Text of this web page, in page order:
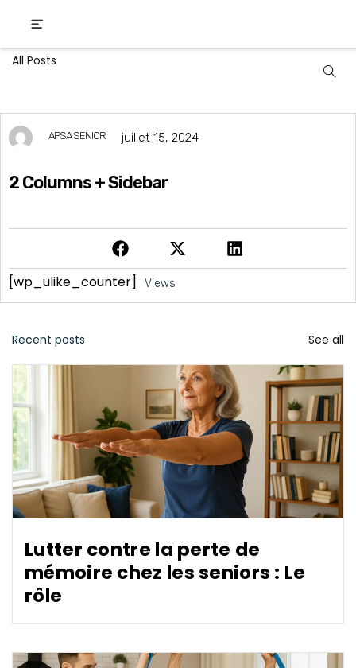
All Posts
APSA SENIOR juillet 15, 2024
2 Columns + Sidebar
[wp_ulike_counter] Views
Recent posts See all
Lutter contre la perte de
mémoire chez les seniors : Le
rôle